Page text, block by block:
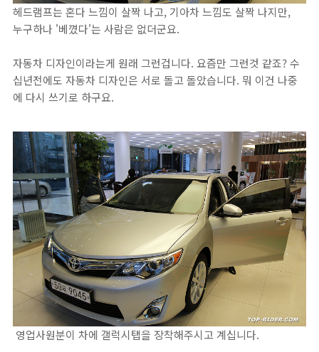
헤드램프는 혼다 느낌이 살짝 나고, 기아차 느낌도 살짝 나지만,
누구하나 '베꼈다'는 사람은 없더군요.
자동차 디자인이라는게 원래 그런겁니다. 요즘만 그런것 같죠? 수
십년전에도 자동차 디자인은 서로 돌고 돌았습니다. 뭐 이건 나중
에 다시 쓰기로 하구요.
영업사원분이 차에 갤럭시탭을 장착해주시고 계십니다.